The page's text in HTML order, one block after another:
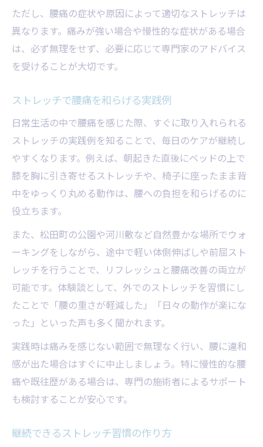
ただし、腰痛の症状や原因によって適切なストレッチは
異なります。痛みが強い場合や慢性的な症状がある場合
は、必ず無理をせず、必要に応じて専門家のアドバイス
を受けることが大切です。
ストレッチで腰痛を和らげる実践例
日常生活の中で腰痛を感じた際、すぐに取り入れられる
ストレッチの実践例を知ることで、毎日のケアが継続し
やすくなります。例えば、朝起きた直後にベッドの上で
膝を胸に引き寄せるストレッチや、椅子に座ったまま背
中をゆっくり丸める動作は、腰への負担を和らげるのに
役立ちます。
また、松田町の公園や河川敷など自然豊かな場所でウォ
ーキングをしながら、途中で軽い体側伸ばしや前屈スト
レッチを行うことで、リフレッシュと腰痛改善の両立が
可能です。体験談として、外でのストレッチを習慣にし
たことで「腰の重さが軽減した」「日々の動作が楽にな
った」といった声も多く聞かれます。
実践時は痛みを感じない範囲で無理なく行い、腰に違和
感が出た場合はすぐに中止しましょう。特に慢性的な腰
痛や既往歴がある場合は、専門の施術者によるサポート
も検討することが安心です。
継続できるストレッチ習慣の作り方